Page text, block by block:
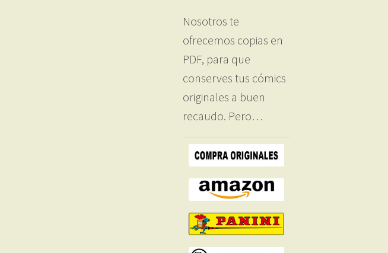
Nosotros te
ofrecemos copias en
PDF, para que
conserves tus cómics
originales a buen
recaudo. Pero…